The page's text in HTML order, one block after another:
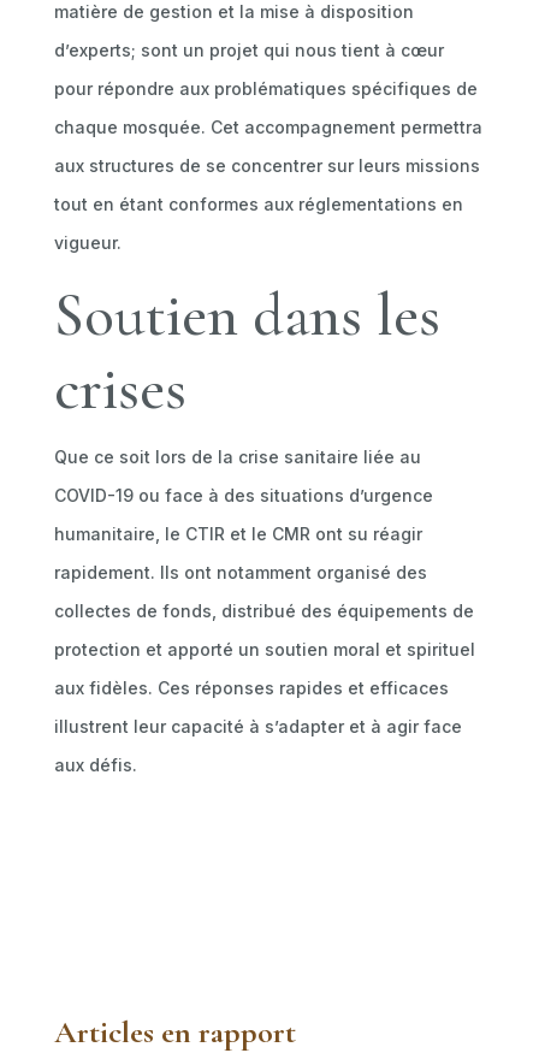
matière de gestion et la mise à disposition
d’experts; sont un projet qui nous tient à cœur
pour répondre aux problématiques spécifiques de
chaque mosquée. Cet accompagnement permettra
aux structures de se concentrer sur leurs missions
tout en étant conformes aux réglementations en
vigueur.
Soutien dans les
crises
Que ce soit lors de la crise sanitaire liée au
COVID-19 ou face à des situations d’urgence
humanitaire, le CTIR et le CMR ont su réagir
rapidement. Ils ont notamment organisé des
collectes de fonds, distribué des équipements de
protection et apporté un soutien moral et spirituel
aux fidèles. Ces réponses rapides et efficaces
illustrent leur capacité à s’adapter et à agir face
aux défis.
Articles en rapport